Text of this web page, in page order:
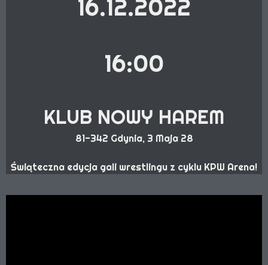
16.12.2022
16:00
KLUB NOWY HAREM
81-342 Gdynia, 3 Maja 28
Świąteczna edycja gali wrestlingu z cyklu KPW Arena!